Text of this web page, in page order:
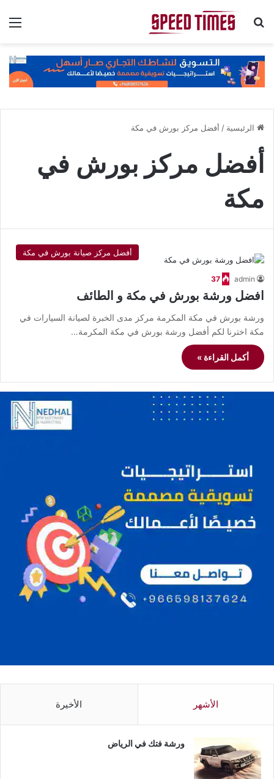
بحث عن
الرئيسية / أفضل مركز بورش في مكة
أفضل مركز بورش في
مكة
أفضل مركز صيانة بورش في مكة
admin
37
افضل ورشة بورش في مكة و الطائف
ورشة بورش في مكة المكرمة مركز مدى الخبرة لصيانة السيارات في
مكة اخترنا لكم أفضل ورشة بورش في مكة المكرمة…
أكمل القراءة »
الأشهر الأخيرة
ورشة فتك في الرياض